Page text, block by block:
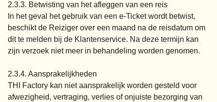
2.3.3. Betwisting van het afleggen van een reis
In het geval het gebruik van een e-Ticket wordt betwist,
beschikt de Reiziger over een maand na de reisdatum om
dit te melden bij de Klantenservice. Na deze termijn kan
zijn verzoek niet meer in behandeling worden genomen.
2.3.4. Aansprakelijkheden
THI Factory kan niet aansprakelijk worden gesteld voor
afwezigheid, vertraging, verlies of onjuiste bezorging van